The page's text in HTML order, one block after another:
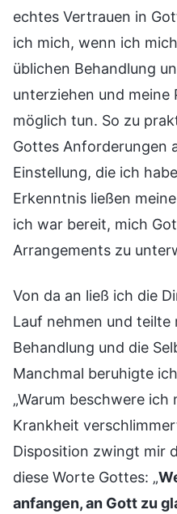
echtes Vertrauen in
ich mich, wenn ich
üblichen Behandlung
unterziehen und meine
möglich tun. So zu
Gottes Anforderungen
Einstellung, die ich
Erkenntnis ließen
ich war bereit, mich
Arrangements zu
Von da an ließ ich die
Lauf nehmen und teilte
Behandlung und die
Manchmal beruhigte
„Warum beschwere
Krankheit
Disposition zwingt mir
diese Worte Gottes: „
anfangen, an Gott zu